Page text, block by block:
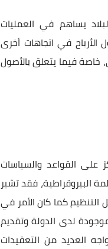
يساهم في العمليات
في اتجاهات أخرى
خاصة فيما يتعلق بالأصول
على القواعد والسياسات
فقد تشير
التنظيم ﻛﻤﺎ كان الأمر في
لدى الدولة وتقديم
العديد من التعقيدات